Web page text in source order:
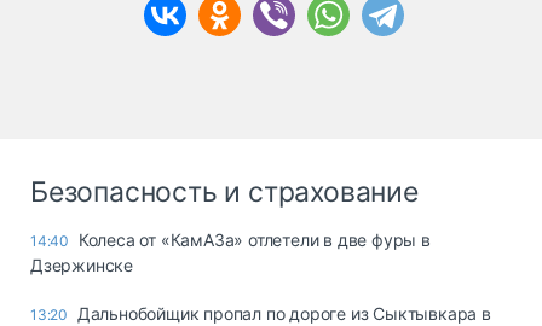
Безопасность и страхование
14:40
Колеса от «КамАЗа» отлетели в две фуры в
Дзержинске
13:20
Дальнобойщик пропал по дороге из Сыктывкара в